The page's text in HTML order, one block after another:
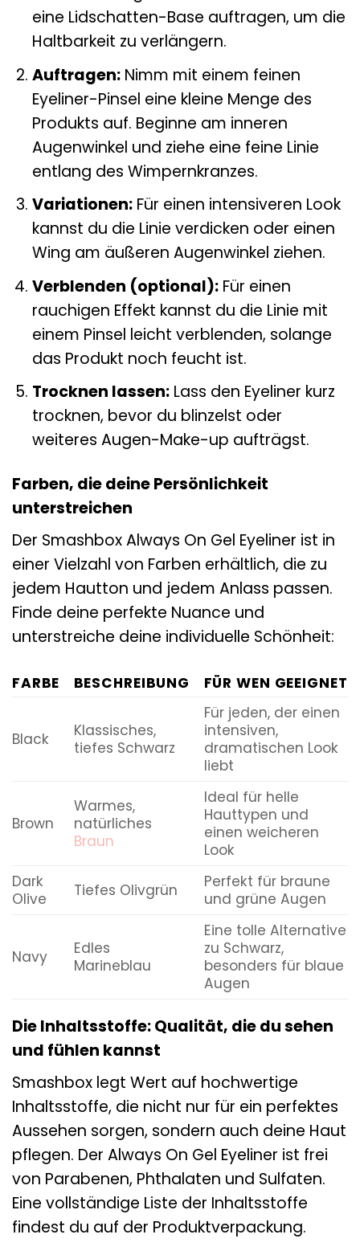
eine Lidschatten-Base auftragen, um die
Haltbarkeit zu verlängern.
Auftragen:Nimm mit einem feinen
Eyeliner-Pinsel eine kleine Menge des
Produkts auf. Beginne am inneren
Augenwinkel und ziehe eine feine Linie
entlang des Wimpernkranzes.
Variationen:Für einen intensiveren Look
kannst du die Linie verdicken oder einen
Wing am äußeren Augenwinkel ziehen.
Verblenden (optional):Für einen
rauchigen Effekt kannst du die Linie mit
einem Pinsel leicht verblenden, solange
das Produkt noch feucht ist.
Trocknen lassen:Lass den Eyeliner kurz
trocknen, bevor du blinzelst oder
weiteres Augen-Make-up aufträgst.
Farben, die deine Persönlichkeit
unterstreichen
Der Smashbox Always On Gel Eyeliner ist in
einer Vielzahl von Farben erhältlich, die zu
jedem Hautton und jedem Anlass passen.
Finde deine perfekte Nuance und
unterstreiche deine individuelle Schönheit:
FARBE BESCHREIBUNG FÜR WEN GEEIGNET
Black
Klassisches,
tiefes Schwarz
Für jeden, der einen
intensiven,
dramatischen Look
liebt
Brown
Warmes,
natürliches
Braun
Ideal für helle
Hauttypen und
einen weicheren
Look
Dark
Olive
Tiefes Olivgrün
Perfekt für braune
und grüne Augen
Navy
Edles
Marineblau
Eine tolle Alternative
zu Schwarz,
besonders für blaue
Augen
Die Inhaltsstoffe: Qualität, die du sehen
und fühlen kannst
Smashbox legt Wert auf hochwertige
Inhaltsstoffe, die nicht nur für ein perfektes
Aussehen sorgen, sondern auch deine Haut
pflegen. Der Always On Gel Eyeliner ist frei
von Parabenen, Phthalaten und Sulfaten.
Eine vollständige Liste der Inhaltsstoffe
findest du auf der Produktverpackung.